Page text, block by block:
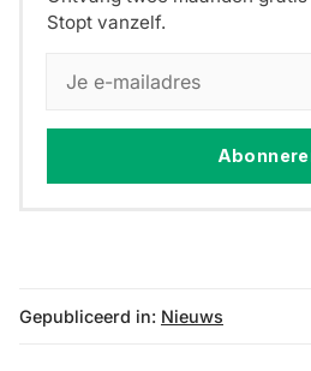
Stopt vanzelf.
Gepubliceerd in: Nieuws